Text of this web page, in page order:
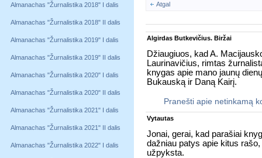
Almanachas "Žurnalistika 2018" I dalis
Almanachas "Žurnalistika 2018" II dalis
Almanachas "Žurnalistika 2019" I dalis
Almanachas "Žurnalistika 2019" II dalis
Almanachas "Žurnalistika 2020" I dalis
Almanachas "Žurnalistika 2020" II dalis
Almanachas "Žurnalistika 2021" I dalis
Almanachas "Žurnalistika 2021" II dalis
Almanachas "Žurnalistika 2022" I dalis
Atgal
Algirdas Butkevičius. Biržai
Džiaugiuos, kad A.
Laurinavičius, rimtas
knygas apie mano jaunų
Bukauską ir Daną Kairį.
Pranešti apie netinkamą
Vytautas
Jonai, gerai, kad parašiai
dažniau patys apie kitus
užpyksta.